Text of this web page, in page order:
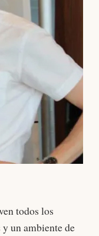
todos los
un ambiente de